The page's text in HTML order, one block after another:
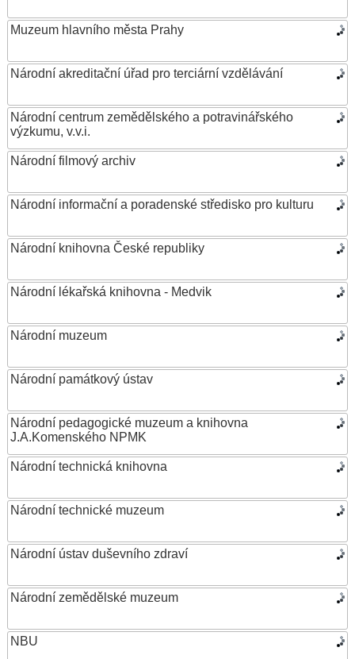
Muzeum hlavního města Prahy
Národní akreditační úřad pro terciární vzdělávání
Národní centrum zemědělského a potravinářského
výzkumu, v.v.i.
Národní filmový archiv
Národní informační a poradenské středisko pro kulturu
Národní knihovna České republiky
Národní lékařská knihovna - Medvik
Národní muzeum
Národní památkový ústav
Národní pedagogické muzeum a knihovna
J.A.Komenského NPMK
Národní technická knihovna
Národní technické muzeum
Národní ústav duševního zdraví
Národní zemědělské muzeum
NBU